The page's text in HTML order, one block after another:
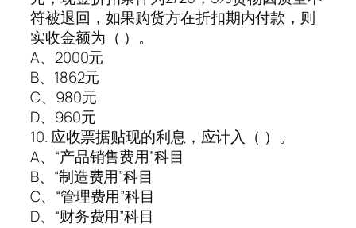
符被退回，如果购货方在折扣期内付款，则
实收金额为（ ）。
A、2000元
B、1862元
C、980元
D、960元
10. 应收票据贴现的利息，应计入（ ）。
A、“产品销售费用”科目
B、“制造费用”科目
C、“管理费用”科目
D、“财务费用”科目